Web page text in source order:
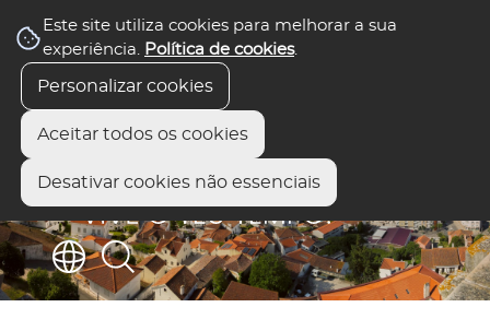
Este site utiliza cookies para melhorar a sua
experiência. Política de cookies.
Personalizar cookies
Aceitar todos os cookies
Desativar cookies não essenciais